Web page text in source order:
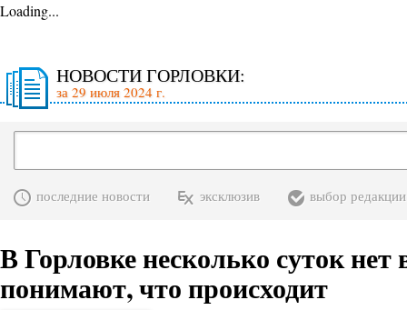
Loading...
НОВОСТИ ГОРЛОВКИ:
за 29 июля 2024 г.
последние новости эксклюзив выбор редакции
В Горловке несколько суток
понимают, что происходит